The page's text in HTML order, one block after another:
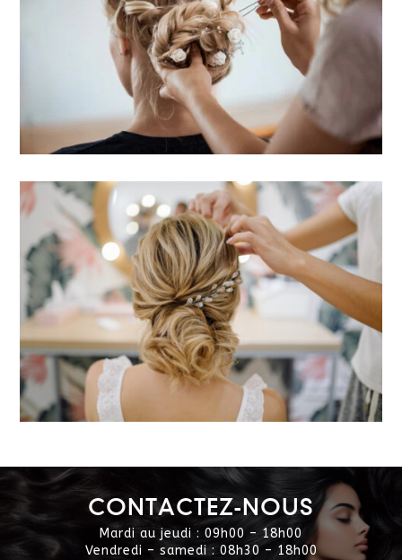
CONTACTEZ-NOUS
Mardi au jeudi : 09h00 – 18h00
Vendredi – samedi : 08h30 – 18h00